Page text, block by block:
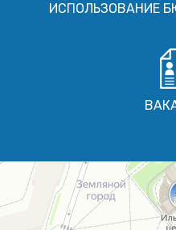
ИСПОЛЬЗОВАНИЕ